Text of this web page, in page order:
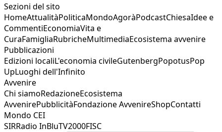
Sezioni del sito
HomeAttualitàPoliticaMondoAgoràPodcastChiesaIdee e
CommentiEconomiaVita e
CuraFamigliaRubricheMultimediaEcosistema avvenire
Pubblicazioni
Edizioni localiL'economia civileGutenbergPopotusPop
UpLuoghi dell'Infinito
Avvenire
Chi siamoRedazioneEcosistema
AvvenirePubblicitàFondazione AvvenireShopContatti
Mondo CEI
SIRRadio InBluTV2000FISC